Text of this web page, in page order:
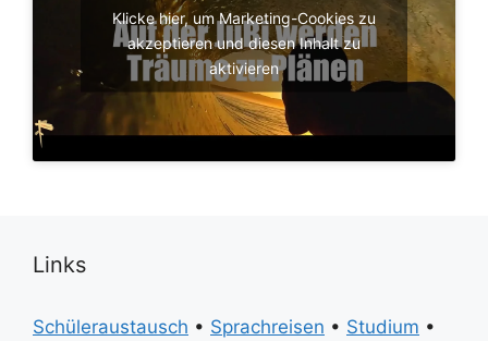
Klicke hier, um Marketing-Cookies zu
akzeptieren und diesen Inhalt zu
aktivieren
Links
Schüleraustausch • Sprachreisen • Studium •